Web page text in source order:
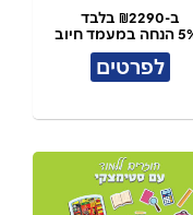
ב-₪2290 בלבד
לפרטים